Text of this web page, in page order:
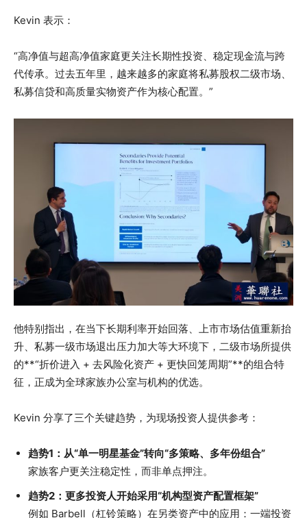
Kevin 表示：
“高净值与超高净值家庭更关注长期性投资、稳定现金流与跨
代传承。过去五年里，越来越多的家庭将私募股权二级市场、
私募信贷和高质量实物资产作为核心配置。”
他特别指出，在当下长期利率开始回落、上市市场估值重新抬
升、私募一级市场退出压力加大等大环境下，二级市场所提供
的**“折价进入 + 去风险化资产 + 更快回笼周期”**的组合特
征，正成为全球家族办公室与机构的优选。
Kevin 分享了三个关键趋势，为现场投资人提供参考：
趋势1：从“单一明星基金”转向“多策略、多年份组合”
家族客户更关注稳定性，而非单点押注。
趋势2：更多投资人开始采用“机构型资产配置框架”
例如 Barbell（杠铃策略）在另类资产中的应用：一端投资